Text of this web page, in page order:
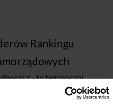
Rankingu
- to tegoroczni
Samorządowych.
2026 r. podczas uroczystej